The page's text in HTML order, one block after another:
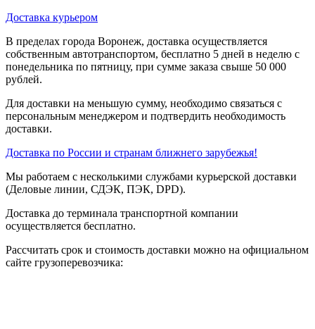
Доставка курьером
В пределах города Воронеж, доставка осуществляется
собственным автотранспортом, бесплатно 5 дней в неделю с
понедельника по пятницу, при сумме заказа свыше 50 000
рублей.
Для доставки на меньшую сумму, необходимо связаться с
персональным менеджером и подтвердить необходимость
доставки.
Доставка по России и странам ближнего зарубежья!
Мы работаем с несколькими службами курьерской доставки
(Деловые линии, СДЭК, ПЭК, DPD).
Доставка до терминала транспортной компании
осуществляется бесплатно.
Рассчитать срок и стоимость доставки можно на официальном
сайте грузоперевозчика: